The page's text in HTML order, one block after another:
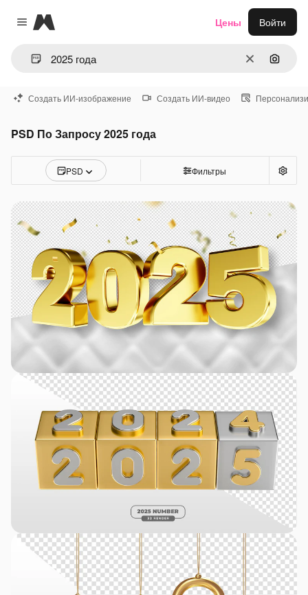
Close menu
Magnific
ОчиститьПоиск
Цены Войти
Создать ИИ-изображение Создать ИИ-видео
PSD По Запросу 2025 года
PSD Фильтры